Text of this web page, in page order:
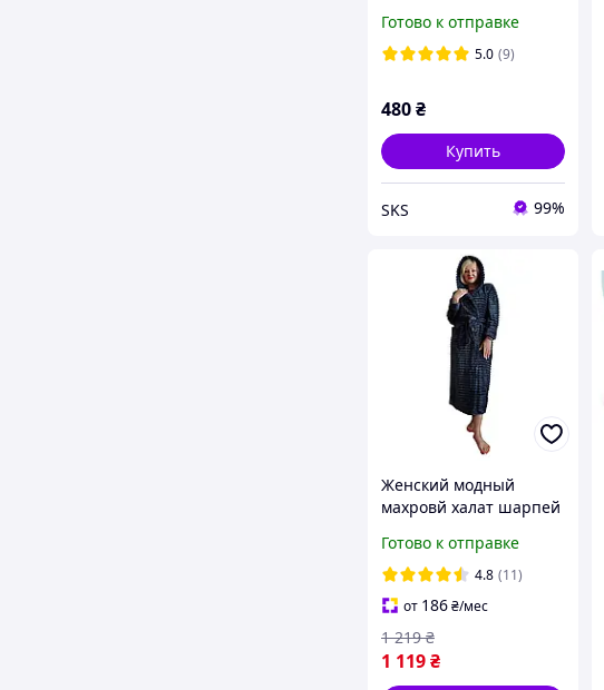
Готово к отправке
5.0 (9)
480₴
Купить
SKS 99%
Женский модный
махровй халат шарпей
Украине
НП,Укрпочта,Розетка
Готово к отправке
4.8 (11)
от 186₴/мес
1 119₴
1 219 ₴